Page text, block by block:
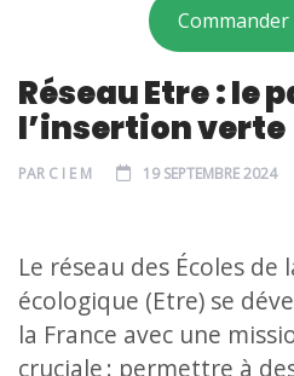
Réseau Etre : le
l’insertion verte
PAR C I E M 19 SEPTEMBRE 2024
Le réseau des Écoles
écologique (Etre) se
la France avec une
cruciale : permettre à